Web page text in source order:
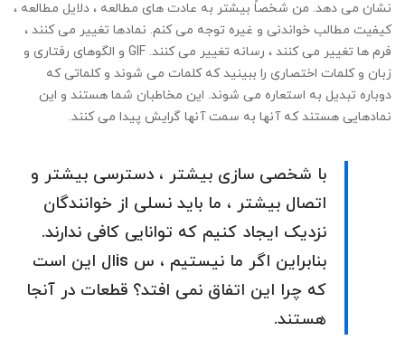
نشان می دهد. من شخصاً بیشتر به عادت های مطالعه ، دلایل مطالعه ،
کیفیت مطالب خواندنی و غیره توجه می کنم. نمادها تغییر می کنند ،
فرم ها تغییر می کنند ، رسانه تغییر می کنند. GIF و الگوهای رفتاری و
زبان و کلمات اختصاری را ببینید که کلمات می شوند و کلماتی که
دوباره تبدیل به استعاره می شوند. این مخاطبان شما هستند و این
نمادهایی هستند که آنها به سمت آنها گرایش پیدا می کنند.
با شخصی سازی بیشتر ، دسترسی بیشتر و
اتصال بیشتر ، ما باید نسلی از خوانندگان
نزدیک ایجاد کنیم که توانایی کافی ندارند.
بنابراین اگر ما نیستیم ، س isال این است
که چرا این اتفاق نمی افتد؟ قطعات در آنجا
هستند.